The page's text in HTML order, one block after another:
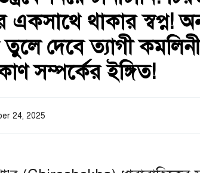
একসাথে থাকার স্বপ্ন!
দেবে ত্যাগী
সম্পর্কের ইঙ্গিত!
24, 2025